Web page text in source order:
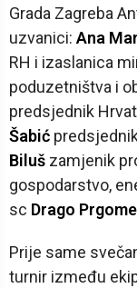
Grada Zagreba
uzvanici: Ana
RH i izaslanica
poduzetništva i
predsjednik
Šabić
Biluš zamjenik
gospodarstvo,
sc Drago
Prije same
turnir između